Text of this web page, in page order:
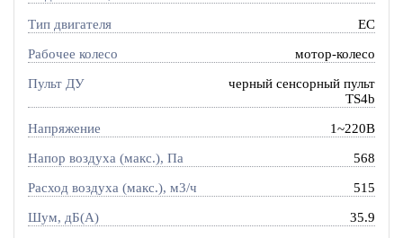
Тип двигателя EC
Рабочее колесо мотор-колесо
Пульт ДУ
черный сенсорный пульт
TS4b
Напряжение 1~220В
Напор воздуха (макс.), Па 568
Расход воздуха (макс.), м3/ч 515
Шум, дБ(А) 35.9